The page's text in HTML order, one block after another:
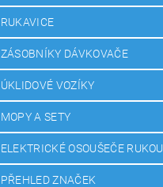
RUKAVICE
ZÁSOBNÍKY DÁVKOVAČE
ÚKLIDOVÉ VOZÍKY
MOPY A SETY
ELEKTRICKÉ OSOUŠEČE RUKOU
PŘEHLED ZNAČEK